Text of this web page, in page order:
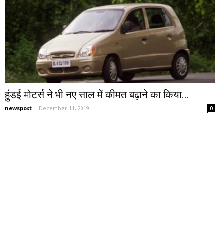
हुंडई मोटर्स ने भी नए साल में कीमत बढ़ाने का किया...
newspost - December 11, 2019 0